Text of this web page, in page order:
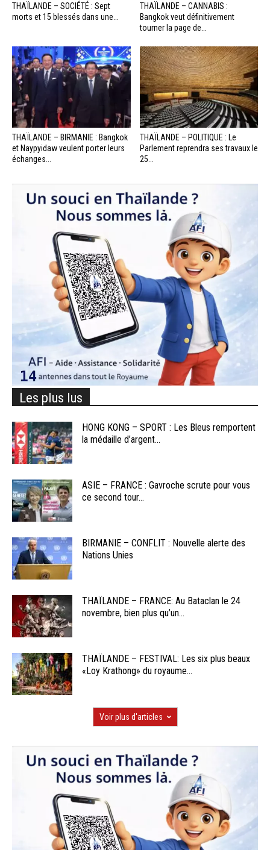
THAÏLANDE – SOCIÉTÉ : Sept
morts et 15 blessés dans une...
THAÏLANDE – CANNABIS :
Bangkok veut définitivement
tourner la page de...
THAÏLANDE – BIRMANIE : Bangkok
et Naypyidaw veulent porter leurs
échanges...
THAÏLANDE – POLITIQUE : Le
Parlement reprendra ses travaux le
25...
Les plus lus
HONG KONG – SPORT : Les Bleus remportent
la médaille d’argent...
ASIE – FRANCE : Gavroche scrute pour vous
ce second tour...
BIRMANIE – CONFLIT : Nouvelle alerte des
Nations Unies
THAÏLANDE – FRANCE: Au Bataclan le 24
novembre, bien plus qu’un...
THAÏLANDE – FESTIVAL: Les six plus beaux
«Loy Krathong» du royaume...
Voir plus d'articles